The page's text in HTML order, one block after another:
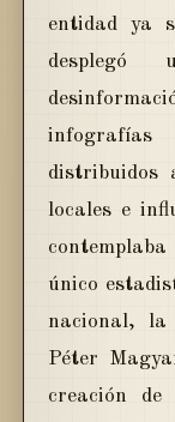
entidad ya
desplegó
distribuidos
locales e
único
nacional, la
Péter
creación